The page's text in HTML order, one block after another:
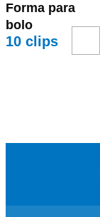
Forma para
bolo
10 clips